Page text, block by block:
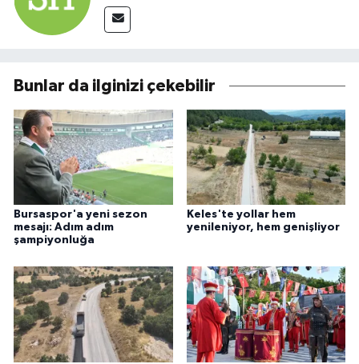
Bunlar da ilginizi çekebilir
Bursaspor'a yeni sezon
mesajı: Adım adım
şampiyonluğa
Keles'te yollar hem
yenileniyor, hem genişliyor